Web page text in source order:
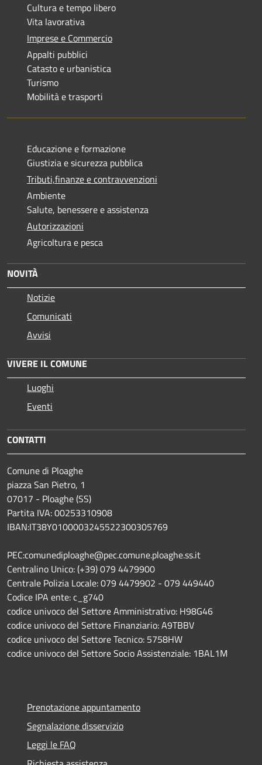
Cultura e tempo libero
Vita lavorativa
Imprese e Commercio
Appalti pubblici
Catasto e urbanistica
Turismo
Mobilità e trasporti
Educazione e formazione
Giustizia e sicurezza pubblica
Tributi,finanze e contravvenzioni
Ambiente
Salute, benessere e assistenza
Autorizzazioni
Agricoltura e pesca
NOVITÀ
Notizie
Comunicati
Avvisi
VIVERE IL COMUNE
Luoghi
Eventi
CONTATTI
Comune di Ploaghe
piazza San Pietro, 1
07017 - Ploaghe (SS)
Partita IVA: 00253310908
IBAN:IT38Y0100003245522300305769
PEC:comunediploaghe@pec.comune.ploaghe.ss.it
Centralino Unico: (+39) 079 4479900
Centrale Polizia Locale: 079 4479902 - 079 449440
Codice IPA ente: c_g740
codice univoco del Settore Amministrativo: H98G46
codice univoco del Settore Finanziario: A9TBBV
codice univoco del Settore Tecnico: 5758HW
codice univoco del Settore Socio Assistenziale: 1BAL1M
Prenotazione appuntamento
Segnalazione disservizio
Leggi le FAQ